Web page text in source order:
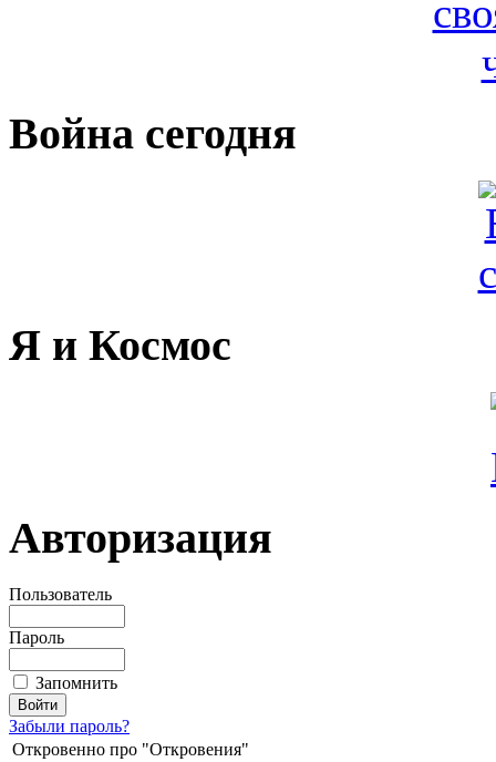
Война сегодня
Я и Космос
Авторизация
Пользователь
Пароль
Запомнить
Забыли пароль?
Откровенно про "Откровения"